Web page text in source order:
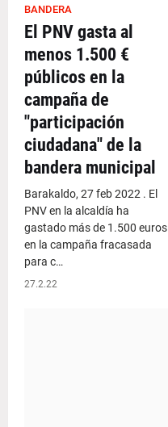
BANDERA
El PNV gasta al
menos 1.500 €
públicos en la
campaña de
"participación
ciudadana" de la
bandera municipal
Barakaldo, 27 feb 2022 . El
PNV en la alcaldía ha
gastado más de 1.500 euros
en la campaña fracasada
para c…
27.2.22